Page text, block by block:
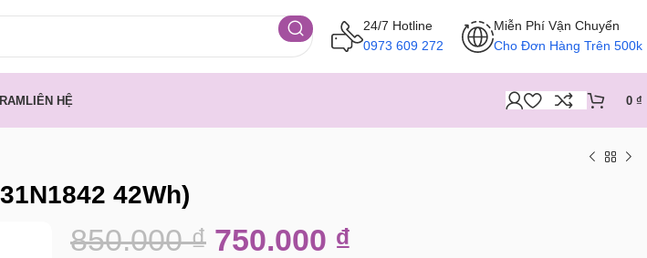
24/7 Hotline
0973 609 272
Miễn Phí Vận Chuyển
Cho Đơn Hàng Trên 500k
RAMLIÊN HỆ 0 ₫
42Wh)
850.000₫ 750.000 ₫